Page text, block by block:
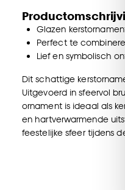
Glazen
Perfect te
Lief en symbolisch
Dit schattige
Uitgevoerd in sfeervol
ornament is ideaal als
en hartverwarmende
feestelijke sfeer tijdens